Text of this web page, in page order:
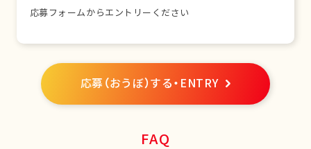
応募フォームからエントリーください
応募（おうぼ）する・ENTRY
FAQ